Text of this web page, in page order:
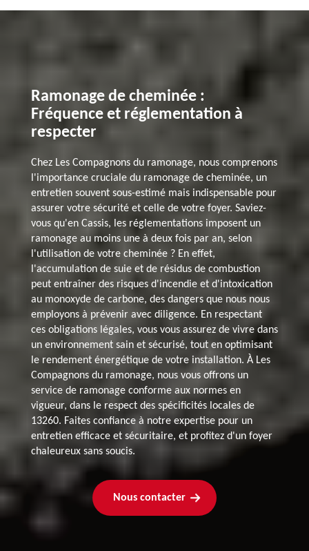
Ramonage de cheminée :
Fréquence et réglementation à
respecter
Chez Les Compagnons du ramonage, nous comprenons
l'importance cruciale du ramonage de cheminée, un
entretien souvent sous-estimé mais indispensable pour
assurer votre sécurité et celle de votre foyer. Saviez-
vous qu'en Cassis, les réglementations imposent un
ramonage au moins une à deux fois par an, selon
l'utilisation de votre cheminée ? En effet,
l'accumulation de suie et de résidus de combustion
peut entraîner des risques d'incendie et d'intoxication
au monoxyde de carbone, des dangers que nous nous
employons à prévenir avec diligence. En respectant
ces obligations légales, vous vous assurez de vivre dans
un environnement sain et sécurisé, tout en optimisant
le rendement énergétique de votre installation. À Les
Compagnons du ramonage, nous vous offrons un
service de ramonage conforme aux normes en
vigueur, dans le respect des spécificités locales de
13260. Faites confiance à notre expertise pour un
entretien efficace et sécuritaire, et profitez d'un foyer
chaleureux sans soucis.
Nous contacter